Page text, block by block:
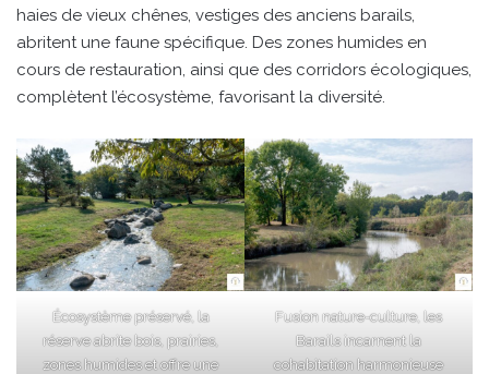
haies de vieux chênes, vestiges des anciens barails,
abritent une faune spécifique. Des zones humides en
cours de restauration, ainsi que des corridors écologiques,
complètent l’écosystème, favorisant la diversité.
Écosystème préservé, la
réserve abrite bois, prairies,
zones humides et offre une
Fusion nature-culture, les
Barails incarnent la
cohabitation harmonieuse